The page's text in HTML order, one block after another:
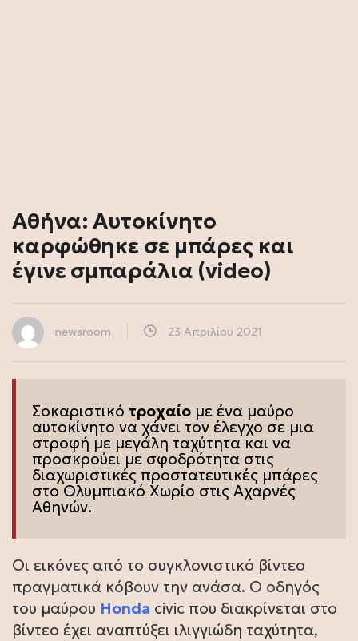
Αθήνα: Αυτοκίνητο
καρφώθηκε σε μπάρες και
έγινε σμπαράλια (video)
newsroom 23 Απριλίου 2021
Σοκαριστικό τροχαίο με ένα μαύρο
αυτοκίνητο να χάνει τον έλεγχο σε μια
στροφή με μεγάλη ταχύτητα και να
προσκρούει με σφοδρότητα στις
διαχωριστικές προστατευτικές μπάρες
στο Ολυμπιακό Χωρίο στις Αχαρνές
Αθηνών.
Οι εικόνες από το συγκλονιστικό βίντεο
πραγματικά κόβουν την ανάσα. Ο οδηγός
του μαύρου Honda civic που διακρίνεται στο
βίντεο έχει αναπτύξει ιλιγγιώδη ταχύτητα,